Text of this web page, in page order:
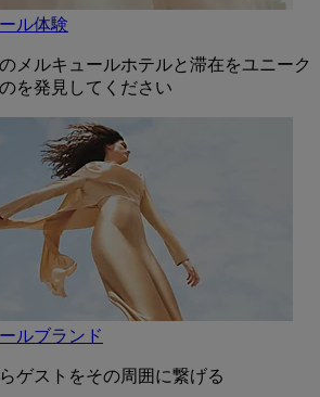
ル体験
メルキュールホテルと滞在をユニーク
を発見してください
ルブランド
ゲストをその周囲に繋げる